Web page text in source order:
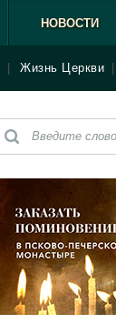
Жизнь Церкви
НОВОСТИ